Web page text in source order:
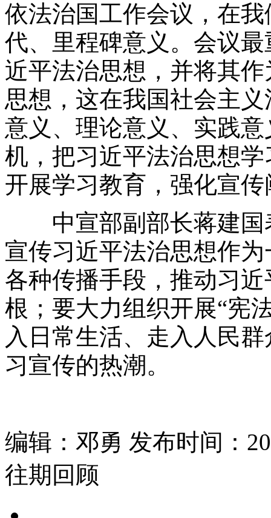
依法治国工作会议，在
代、里程碑意义。会议
近平法治思想，并将其
思想，这在我国社会主
意义、理论意义、实践
机，把习近平法治思想
开展学习教育，强化宣
中宣部副部长蒋建国
宣传习近平法治思想作
各种传播手段，推动习
根；要大力组织开展“宪
入日常生活、走入人民
习宣传的热潮。
编辑：邓勇 发布时间：
往期回顾